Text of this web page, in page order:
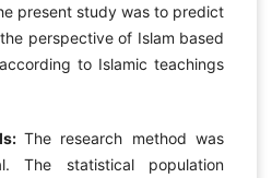
present study was to predict
perspective of Islam based
to Islamic teachings
The research method was
The statistical population